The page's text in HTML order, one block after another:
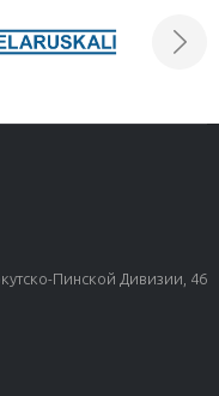
Пинской Дивизии, 46